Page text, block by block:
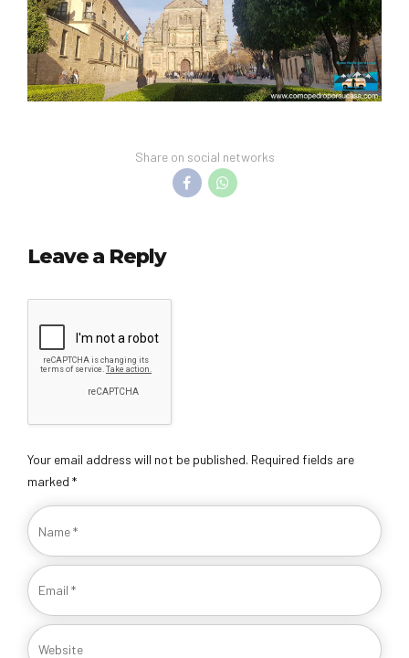
Share on social networks
Leave a Reply
Your email address will not be published. Required fields are
marked *